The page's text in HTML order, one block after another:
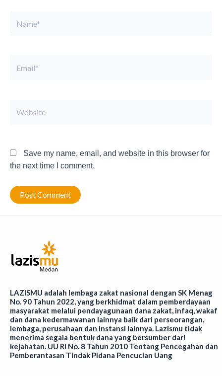
Save my name, email, and website in this browser for
the next time I comment.
LAZISMU adalah lembaga zakat nasional dengan SK Menag
No. 90 Tahun 2022, yang berkhidmat dalam pemberdayaan
masyarakat melalui pendayagunaan dana zakat, infaq, wakaf
dan dana kedermawanan lainnya baik dari perseorangan,
lembaga, perusahaan dan instansi lainnya. Lazismu tidak
menerima segala bentuk dana yang bersumber dari
kejahatan. UU RI No. 8 Tahun 2010 Tentang Pencegahan dan
Pemberantasan Tindak Pidana Pencucian Uang